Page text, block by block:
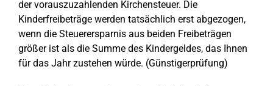
der vorauszuzahlenden Kirchensteuer. Die
Kinderfreibeträge werden tatsächlich erst abgezogen,
wenn die Steuerersparnis aus beiden Freibeträgen
größer ist als die Summe des Kindergeldes, das Ihnen
für das Jahr zustehen würde. (Günstigerprüfung)